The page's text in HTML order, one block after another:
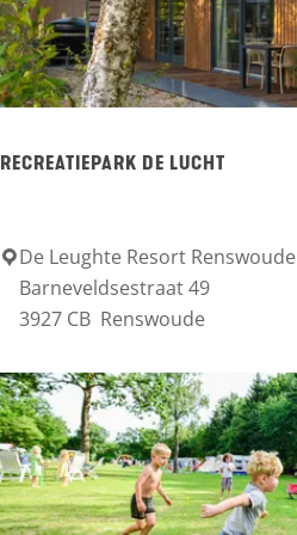
n
g
p
a
z
G
r
e
b
b
RECREATIEPARK DE LUCHT
R
r
e
a
t
i
De Leughte Resort Renswoude
Barneveldsestraat 49
3927 CB Renswoude